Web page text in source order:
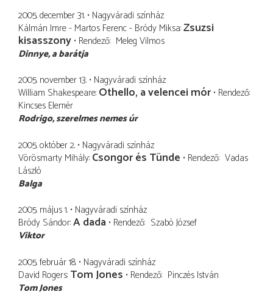
2005. december 31. Nagyváradi színház
Kálmán Imre - Martos Ferenc - Bródy Miksa Zsuzsi
kisasszony Rendező Meleg Vilmos
Dinnye a barátja
2005. november 13. Nagyváradi színház
William Shakespeare Othello, a velencei mór Rendező
Kincses Elemér
Rodrigo szerelmes nemes úr
2005. október 2. Nagyváradi színház
Vörösmarty Mihály Csongor és Tünde Rendező Vadas
László
Balga
2005. május 1. Nagyváradi színház
Bródy Sándor A dada Rendező Szabó József
Viktor
2005. február 18. Nagyváradi színház
David Rogers Tom Jones Rendező Pinczés István
Tom Jones